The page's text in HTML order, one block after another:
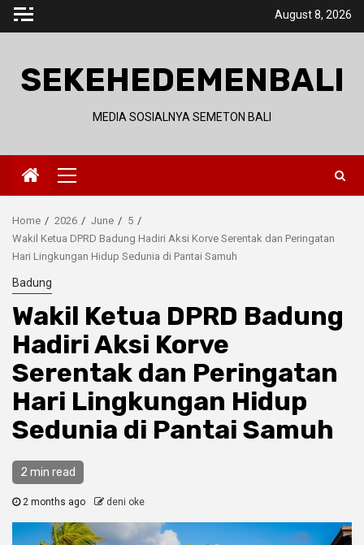
Skip
August 8, 2026
SEKEHEDEMENBALI
MEDIA SOSIALNYA SEMETON BALI
Primary
Menu
Home 2026 June
5
Wakil Ketua DPRD Badung Hadiri Aksi Korve Serentak dan Peringatan
Hari Lingkungan Hidup Sedunia di Pantai Samuh
Badung
Wakil Ketua DPRD Badung
Hadiri Aksi Korve
Serentak dan Peringatan
Hari Lingkungan Hidup
Sedunia di Pantai Samuh
2 min read
2 months ago deni oke